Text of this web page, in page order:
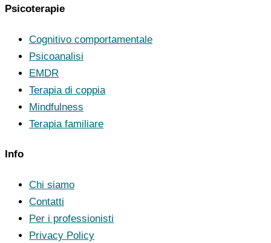
Psicoterapie
Cognitivo comportamentale
Psicoanalisi
EMDR
Terapia di coppia
Mindfulness
Terapia familiare
Info
Chi siamo
Contatti
Per i professionisti
Privacy Policy